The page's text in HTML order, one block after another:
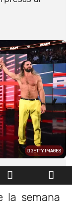
GETTY IMAGES
la semana